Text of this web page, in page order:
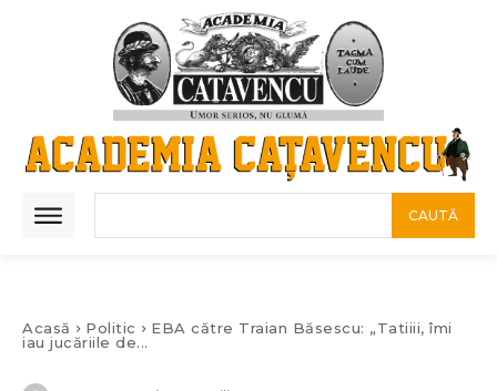
CAUTĂ
Acasă Politic
EBA către Traian Băsescu: „Tatiiii, îmi
iau jucăriile de...